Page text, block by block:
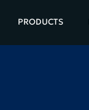
PRODUCTS